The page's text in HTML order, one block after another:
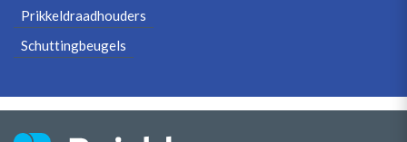
Prikkeldraadhouders
Schuttingbeugels